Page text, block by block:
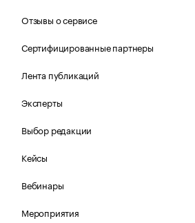
Отзывы о сервисе
Сертифицированные партнеры
Лента публикаций
Эксперты
Выбор редакции
Кейсы
Вебинары
Мероприятия